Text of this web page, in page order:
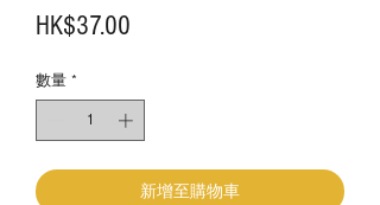
HK$37.00
數量 *
新增至購物車